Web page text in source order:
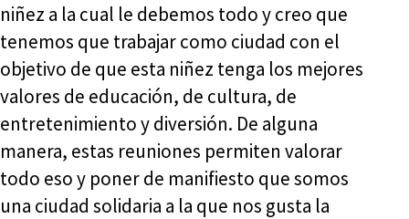
niñez a la cual le debemos todo y creo que
tenemos que trabajar como ciudad con el
objetivo de que esta niñez tenga los mejores
valores de educación, de cultura, de
entretenimiento y diversión. De alguna
manera, estas reuniones permiten valorar
todo eso y poner de manifiesto que somos
una ciudad solidaria a la que nos gusta la